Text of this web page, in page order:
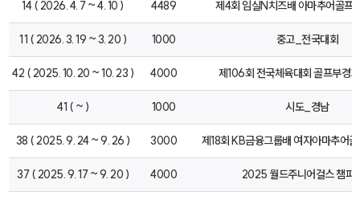
14 ( 2026. 4. 7 ~ 4. 10 ) 4489 제4회 임실N치즈배 아마추어골프
11 ( 2026. 3. 19 ~ 3. 20 ) 1000 중고_전국대회
42 ( 2025. 10. 20 ~ 10. 23 ) 4000 제106회 전국체육대회 골프부경
41 ( ~ ) 1000 시도_경남
38 ( 2025. 9. 24 ~ 9. 26 ) 3000 제18회 KB금융그룹배 여자아마추어
37 ( 2025. 9. 17 ~ 9. 20 ) 4000 2025 월드주니어걸스 챔피